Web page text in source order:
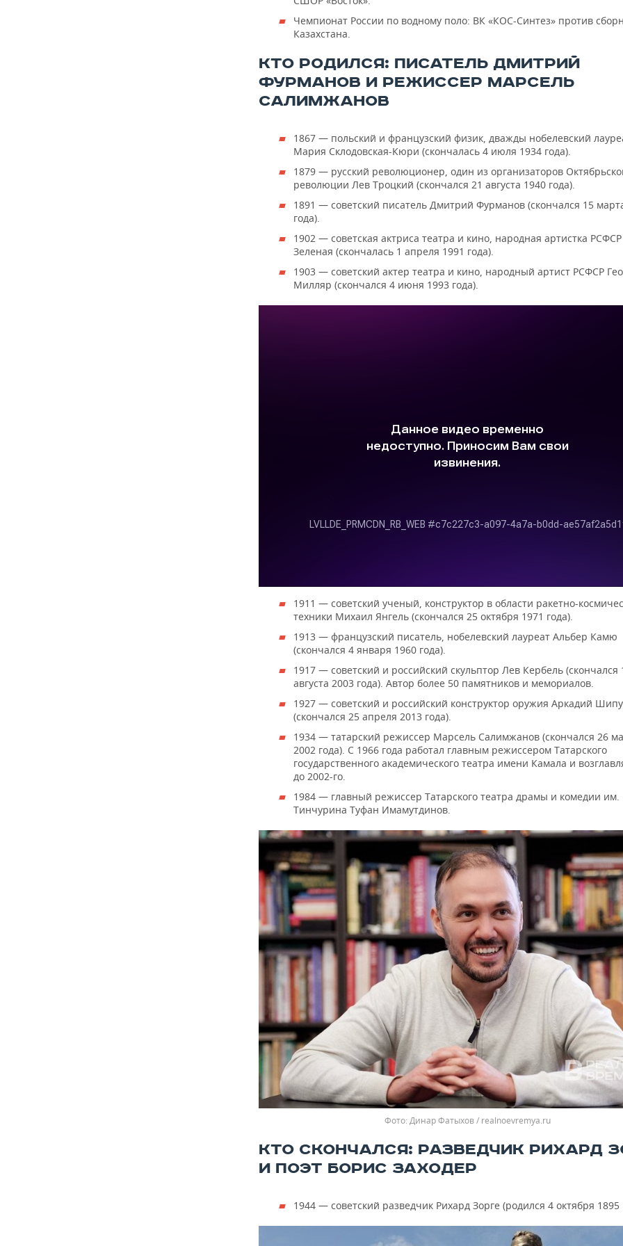
Чемпионат России по водному поло: ВК «КОС-Синтез» против
Казахстана.
КТО РОДИЛСЯ: ПИСАТЕЛЬ ДМИТРИЙ
ФУРМАНОВ И РЕЖИССЕР МАРСЕЛЬ
САЛИМЖАНОВ
1867 — польский и французский физик, дважды нобелевский
Мария Склодовская-Кюри (скончалась 4 июля 1934 года).
1879 — русский революционер, один из организаторов
революции Лев Троцкий (скончался 21 августа 1940 года).
1891 — советский писатель Дмитрий Фурманов (скончался 15
года).
1902 — советская актриса театра и кино, народная артистка
Зеленая (скончалась 1 апреля 1991 года).
1903 — советский актер театра и кино, народный артист РСФСР
Милляр (скончался 4 июня 1993 года).
1911 — советский ученый, конструктор в области ракетно-
техники Михаил Янгель (скончался 25 октября 1971 года).
1913 — французский писатель, нобелевский лауреат Альбер Камю
(скончался 4 января 1960 года).
1917 — советский и российский скульптор Лев Кербель (скончался
августа 2003 года). Автор более 50 памятников и мемориалов.
1927 — советский и российский конструктор оружия Аркадий
(скончался 25 апреля 2013 года).
1934 — татарский режиссер Марсель Салимжанов (скончался 26
2002 года). С 1966 года работал главным режиссером Татарского
государственного академического театра имени Камала и
до 2002-го.
1984 — главный режиссер Татарского театра драмы и комедии им.
Тинчурина Туфан Имамутдинов.
Динар Фатыхов / realnoevremya.ru
КТО СКОНЧАЛСЯ: РАЗВЕДЧИК РИХАРД
И ПОЭТ БОРИС ЗАХОДЕР
1944 — советский разведчик Рихард Зорге (родился 4 октября 1895